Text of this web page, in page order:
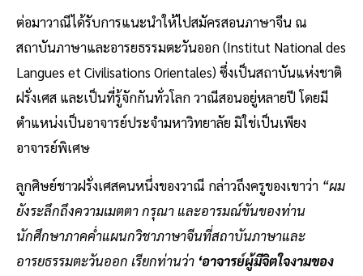
ต่อมาวาณีได้รับการแนะนำให้ไปสมัครสอนภาษาจีน ณ
สถาบันภาษาและอารยธรรมตะวันออก (Institut National des
Langues et Civilisations Orientales) ซึ่งเป็นสถาบันแห่งชาติ
ฝรั่งเศส และเป็นที่รู้จักกันทั่วโลก วาณีสอนอยู่หลายปี โดยมี
ตำแหน่งเป็นอาจารย์ประจำมหาวิทยาลัย มิใช่เป็นเพียง
อาจารย์พิเศษ
ลูกศิษย์ชาวฝรั่งเศสคนหนึ่งของวาณี กล่าวถึงครูของเขาว่า “ผม
ยังระลึกถึงความเมตตา กรุณา และอารมณ์ขันของท่าน
นักศึกษาภาคค่ำแผนกวิชาภาษาจีนที่สถาบันภาษาและ
อารยธรรมตะวันออก เรียกท่านว่า ‘อาจารย์ผู้มีจิตใจงามของ